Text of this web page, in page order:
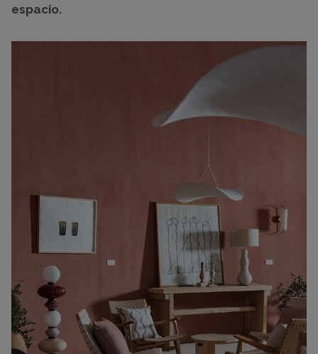
espacio.